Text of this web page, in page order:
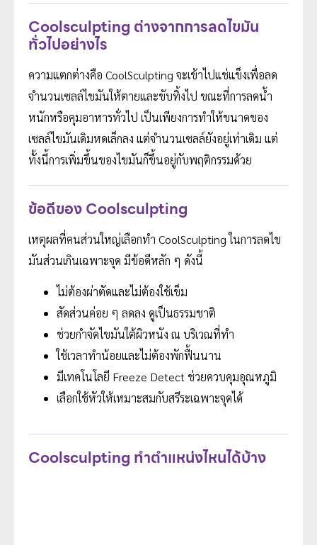
Coolsculpting ต่างจากการลดไขมัน
ทั่วไปอย่างไร
ความแตกต่างคือ CoolSculpting จะเข้าไปแช่แข็งเพื่อลด
จำนวนเซลล์ไขมันให้ตายและขับทิ้งไป ขณะที่การลดน้ำ
หนักหรือคุมอาหารทั่วไป เป็นเพียงการทำให้ขนาดของ
เซลล์ไขมันเดิมหดเล็กลง แต่จำนวนเซลล์ยังอยู่เท่าเดิม แต่
ทั้งนี้การเพิ่มขึ้นของไขมันก็ขึ้นอยู่กับพฤติกรรมด้วย
ข้อดีของ Coolsculpting
เหตุผลที่คนส่วนใหญ่เลือกทำ CoolSculpting ในการลดไข
มันส่วนเกินเฉพาะจุด มีข้อดีหลัก ๆ ดังนี้
ไม่ต้องผ่าตัดและไม่ต้องใช้เข็ม
สัดส่วนค่อย ๆ ลดลง ดูเป็นธรรมชาติ
ช่วยกำจัดไขมันใต้ผิวหนัง ณ บริเวณที่ทำ
ใช้เวลาทำน้อยและไม่ต้องพักฟื้นนาน
มีเทคโนโลยี Freeze Detect ช่วยควบคุมอุณหภูมิ
เลือกใช้หัวให้เหมาะสมกับสรีระเฉพาะจุดได้
Coolsculpting ทำตำแหน่งไหนได้บ้าง